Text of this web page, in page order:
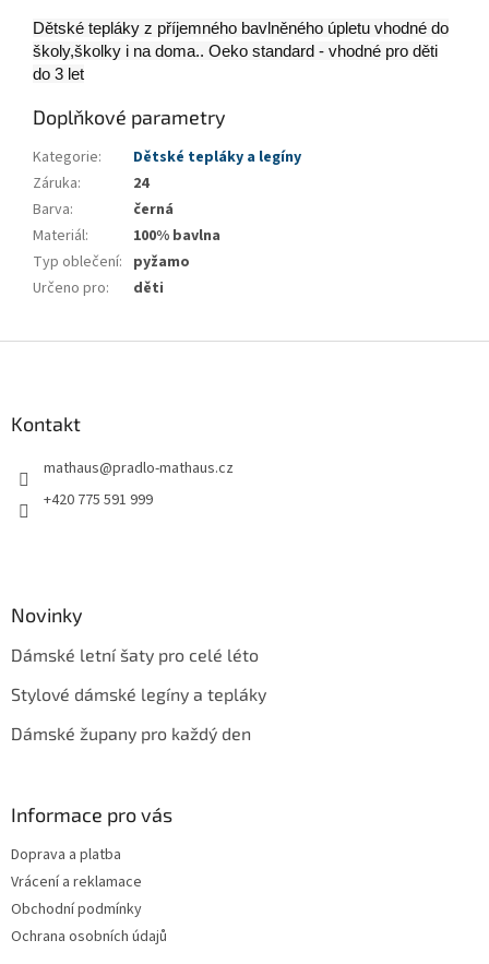
Dětské tepláky z příjemného bavlněného úpletu vhodné do
školy,školky i na doma.. Oeko standard - vhodné pro děti
do 3 let
Doplňkové parametry
Kategorie:
Dětské tepláky a legíny
Záruka:
24
Barva:
černá
Materiál:
100% bavlna
Typ oblečení: pyžamo
Určeno pro: děti
Kontakt
mathaus@pradlo-mathaus.cz
+420 775 591 999
Novinky
Dámské letní šaty pro celé léto
Stylové dámské legíny a tepláky
Dámské župany pro každý den
Informace pro vás
Doprava a platba
Vrácení a reklamace
Obchodní podmínky
Ochrana osobních údajů